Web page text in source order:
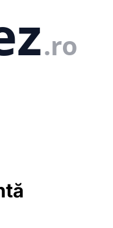
.ro